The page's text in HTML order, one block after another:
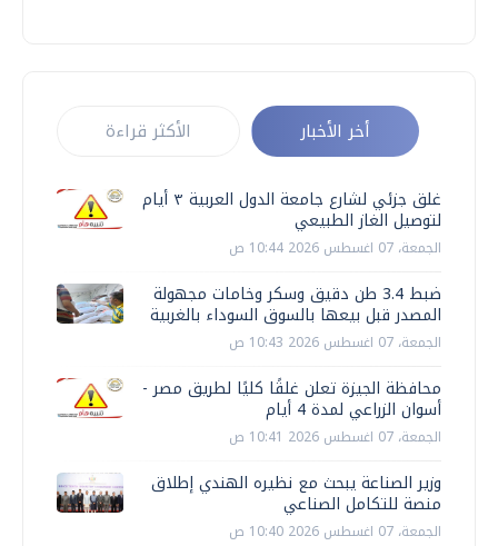
أخر الأخبار الأكثر قراءة
غلق جزئي لشارع جامعة الدول العربية ٣ أيام
لتوصيل الغاز الطبيعي
الجمعة، 07 اغسطس 2026 10:44 ص
ضبط 3.4 طن دقيق وسكر وخامات مجهولة
المصدر قبل بيعها بالسوق السوداء بالغربية
الجمعة، 07 اغسطس 2026 10:43 ص
محافظة الجيزة تعلن غلقًا كليًا لطريق مصر -
أسوان الزراعي لمدة 4 أيام
الجمعة، 07 اغسطس 2026 10:41 ص
وزير الصناعة يبحث مع نظيره الهندي إطلاق
منصة للتكامل الصناعي
الجمعة، 07 اغسطس 2026 10:40 ص